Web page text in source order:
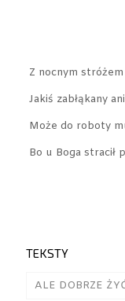
Z nocnym
Jakiś zabłąkany
Może do roboty
Bo u Boga stracił
TEKSTY
ALE DOBRZE